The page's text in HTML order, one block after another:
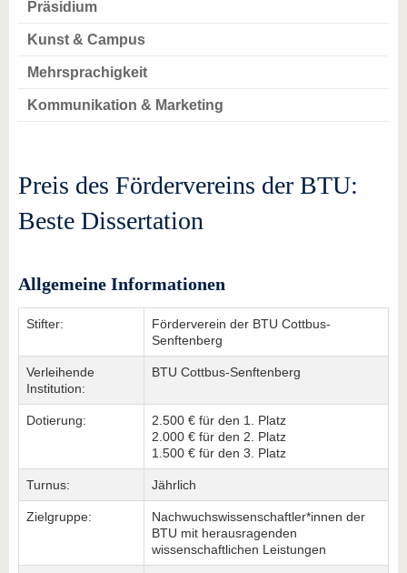
Präsidium
Kunst & Campus
Mehrsprachigkeit
Kommunikation & Marketing
Preis des Fördervereins der BTU:
Beste Dissertation
Allgemeine Informationen
Stifter:
Förderverein der BTU Cottbus-
Senftenberg
Verleihende
Institution:
BTU Cottbus-Senftenberg
Dotierung:
2.500 € für den 1. Platz
2.000 € für den 2. Platz
1.500 € für den 3. Platz
Turnus: Jährlich
Zielgruppe:
Nachwuchswissenschaftler*innen der
BTU mit herausragenden
wissenschaftlichen Leistungen